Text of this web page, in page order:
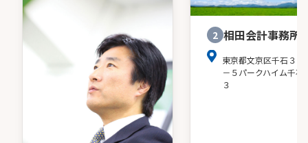
2 相田会計事務所
東京都文京区千石３－
－５パークハイム千石
３